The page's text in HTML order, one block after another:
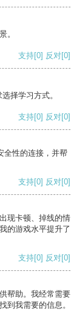
。
支持[0] 反对[0]
择学习方式。
支持[0] 反对[0]
全性的连接，并帮
支持[0] 反对[0]
现卡顿、掉线的情
的游戏水平提升了
支持[0] 反对[0]
帮助。我经常需要
到我需要的信息。